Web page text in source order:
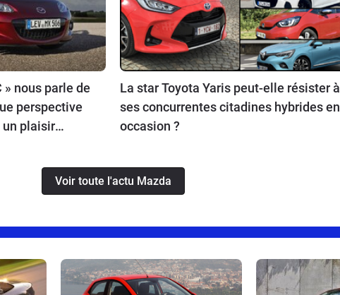
» nous parle de
perspective
un plaisir
La star Toyota Yaris peut-elle résister à
ses concurrentes citadines hybrides en
occasion ?
Voir toute l'actu Mazda